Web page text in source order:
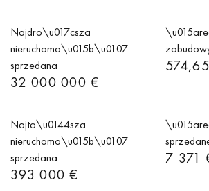
Najdro\u017csza
nieruchomo\u015b\u0107
sprzedana
32 000 000 €
Najta\u0144sza
nieruchomo\u015b\u0107
sprzedana
393 000 €
7 371